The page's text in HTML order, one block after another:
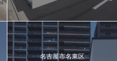
名古屋市名東区